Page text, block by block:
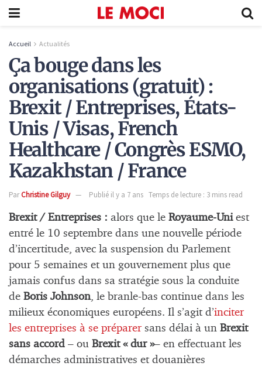
Accueil Actualités
Ça bouge dans les
organisations (gratuit) :
Brexit / Entreprises, États-
Unis / Visas, French
Healthcare / Congrès ESMO,
Kazakhstan / France
ParChristine Gilguy Publié il y a 7 ans Temps de lecture : 3 mins read
Brexit / Entreprises : alors que le Royaume-Uniest
entré le 10 septembre dans une nouvelle période
d’incertitude, avec la suspension du Parlement
pour 5 semaines et un gouvernement plus que
jamais confus dans sa stratégie sous la conduite
de Boris Johnson, le branle-bas continue dans les
milieux économiques européens. Il s’agit d’inciter
les entreprises à se préparersans délai à un Brexit
sans accord – ou Brexit « dur »– en effectuant les
démarches administratives et douanières